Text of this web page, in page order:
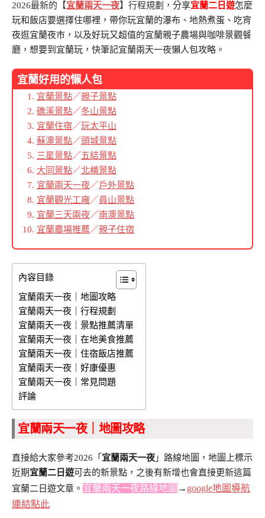
2026最新的【宜蘭兩天一夜】行程規劃， 分享宜蘭二日遊怎麼
玩和飯店要選擇住哪裡，帶你玩宜蘭的瀑布、地熱煮蛋、吃宵
夜逛宜蘭夜市，以及好玩又超值的宜蘭親子農場與咖啡景觀餐
廳，想要到宜蘭玩，快筆記宜蘭兩天一夜懶人包攻略。
宜蘭好用的懶人包
宜蘭景點／親子景點
礁溪景點／冬山景點
宜蘭住宿／玩太平山
蘇澳景點／頭城景點
三星景點／五結景點
大同景點／北橫景點
宜蘭兩天一夜／戶外景點
宜蘭觀光工廠／ 員山景點
宜蘭三天兩夜／南澳景點
宜蘭農場推薦／親子住宿
內容目錄
宜蘭兩天一夜｜地圖攻略
宜蘭兩天一夜｜行程規劃
宜蘭兩天一夜｜景點推薦清單
宜蘭兩天一夜｜在地美食推薦
宜蘭兩天一夜｜住宿飯店推薦
宜蘭兩天一夜｜好康優惠
宜蘭兩天一夜｜常見問題
評論
宜蘭兩天一夜｜地圖攻略
直接給大家參考2026「 宜蘭兩天一夜 」路線地圖，地圖上標示
近期宜蘭二日遊可去的新景點，之後有新增也會直接更新這篇
宜蘭二日遊文章。 宜蘭兩天一夜路線地圖 → google地圖導航
連結點此